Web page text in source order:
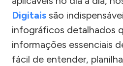
Digitais são
infográficos detalhados
informações essenciais
fácil de entender,